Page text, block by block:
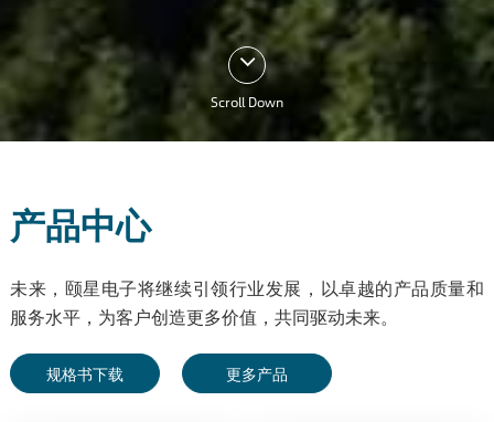
Scroll Down
产品中心
未来，颐星电子将继续引领行业发展，以卓越的产品质量和
服务水平，为客户创造更多价值，共同驱动未来。
规格书下载 更多产品